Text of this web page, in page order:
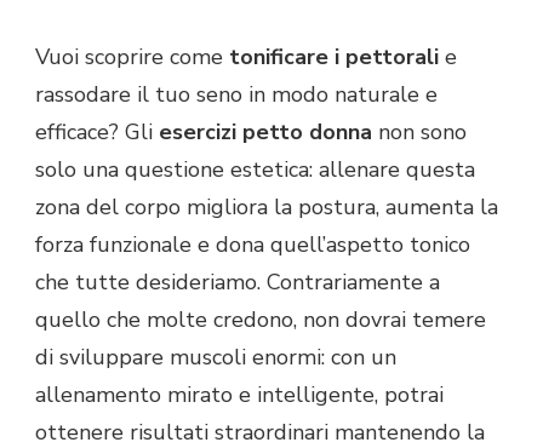
Vuoi scoprire come tonificare i pettorali e
rassodare il tuo seno in modo naturale e
efficace? Gli esercizi petto donna non sono
solo una questione estetica: allenare questa
zona del corpo migliora la postura, aumenta la
forza funzionale e dona quell’aspetto tonico
che tutte desideriamo. Contrariamente a
quello che molte credono, non dovrai temere
di sviluppare muscoli enormi: con un
allenamento mirato e intelligente, potrai
ottenere risultati straordinari mantenendo la